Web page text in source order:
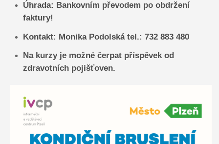
Úhrada: Bankovním převodem po obdržení
faktury!
Kontakt: Monika Podolská tel.: 732 883 480
Na kurzy je možné čerpat příspěvek od
zdravotních pojišťoven.